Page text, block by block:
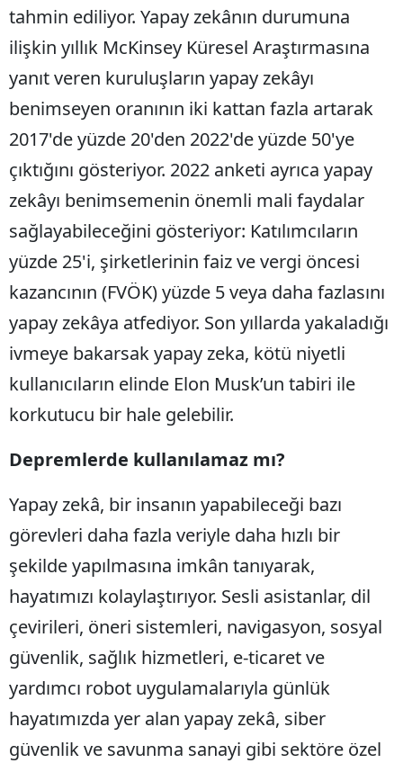
tahmin ediliyor. Yapay zekânın durumuna
ilişkin yıllık McKinsey Küresel Araştırmasına
yanıt veren kuruluşların yapay zekâyı
benimseyen oranının iki kattan fazla artarak
2017'de yüzde 20'den 2022'de yüzde 50'ye
çıktığını gösteriyor. 2022 anketi ayrıca yapay
zekâyı benimsemenin önemli mali faydalar
sağlayabileceğini gösteriyor: Katılımcıların
yüzde 25'i, şirketlerinin faiz ve vergi öncesi
kazancının (FVÖK) yüzde 5 veya daha fazlasını
yapay zekâya atfediyor. Son yıllarda yakaladığı
ivmeye bakarsak yapay zeka, kötü niyetli
kullanıcıların elinde Elon Musk’un tabiri ile
korkutucu bir hale gelebilir.
Depremlerde kullanılamaz mı?
Yapay zekâ, bir insanın yapabileceği bazı
görevleri daha fazla veriyle daha hızlı bir
şekilde yapılmasına imkân tanıyarak,
hayatımızı kolaylaştırıyor. Sesli asistanlar, dil
çevirileri, öneri sistemleri, navigasyon, sosyal
güvenlik, sağlık hizmetleri, e-ticaret ve
yardımcı robot uygulamalarıyla günlük
hayatımızda yer alan yapay zekâ, siber
güvenlik ve savunma sanayi gibi sektöre özel